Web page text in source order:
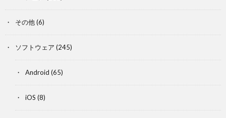
その他(6)
ソフトウェア (245)
Android (65)
iOS (8)